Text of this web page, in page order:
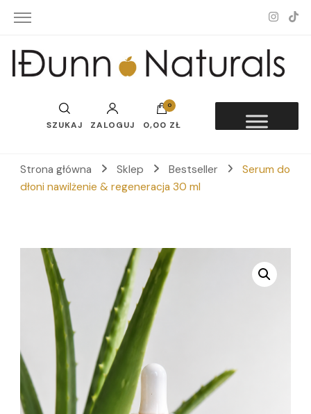
Idunn-Naturals
SZUKAJ ZALOGUJ
0
0,00 ZŁ
Strona główna Sklep Bestseller
Serum do
dłoni nawilżenie & regeneracja 30 ml